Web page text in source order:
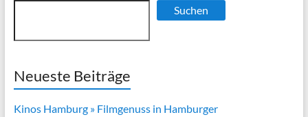
Suchen
Neueste Beiträge
Kinos Hamburg » Filmgenuss in Hamburger